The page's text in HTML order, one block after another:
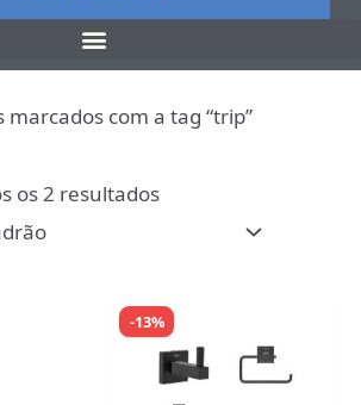
marcados com a tag “trip”
os 2 resultados
-13%